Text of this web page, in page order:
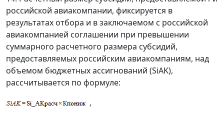
российской авиакомпании, фиксируется в
результатах отбора и в заключаемом с российской
авиакомпанией соглашении при превышении
суммарного расчетного размера субсидий,
предоставляемых российским авиакомпаниям, над
объемом бюджетных ассигнований (SiAK),
рассчитывается по формуле:
,